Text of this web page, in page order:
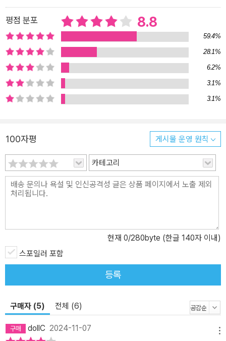
나는 세계의 풍경이 반복해 등장한다. 그리고 그 풍경과 사색들은 완
전히 해설되지 않고 수수께끼인 채로 남겨진다. 이 수수께끼에 대해
작품의 주인공 주아나는 생각이 언어로 정리되는 순간 그 생각이 생
명력을 잃기 시작한다고 말하는데, 이는 리스펙토르 자신의 세계관이
기도 했다. 따라서 그녀가 문장과 문단 틈에 뚫어 놓은 구멍은 언어만
으로는 표현할 수 없었던 저 너머의 세계를 직관적으로 엿볼 수 있도
록 준비된 창문이다. 그녀가 추구하는 목적지는 언어가 아니라 언어
의 구멍을 통해서만 목격할 수 있는 것이었다. 『야생의 심장 가까이』
페이지에 걸쳐 읊조리는 독백은 이후의 리스펙토르 문학을 이해하기
위한 열쇠가 된다. 그 독백은 스물세 살의 작가가 스스로에게 던진 예
언이었고, 그 예언에 따라 ‘리스펙토르 문학’이라는 우주가 만들어졌
기 때문이다. 이 신비한 작가를 알아 가고 싶은 독자들을 위한 단서가
바로 여기에 있다.
평점 분포 8.8
59.4%
28.1%
6.2%
3.1%
3.1%
100자평 게시물 운영 원칙
카테고리
현재 0/280byte (한글 140자 이내)
스포일러 포함
등록
구매자 (5) 전체 (6)
dollC 2024-11-07